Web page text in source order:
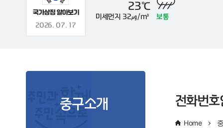
2026. 07. 17
23℃
미세먼지 32㎍/m³ 보통
경로당
중구소개 전화번호
Home